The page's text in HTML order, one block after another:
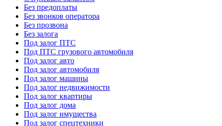
Без предоплаты
Без звонков оператора
Без прозвона
Без залога
Под залог ПТС
Под ПТС грузового автомобиля
Под залог авто
Под залог автомобиля
Под залог машины
Под залог недвижимости
Под залог квартиры
Под залог дома
Под залог имущества
Под залог спецтехники